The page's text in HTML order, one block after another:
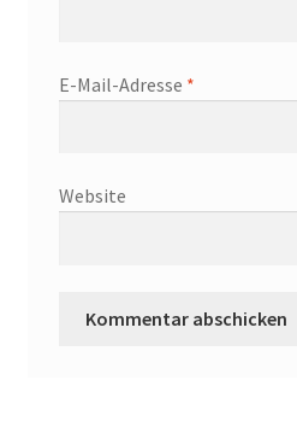
E-Mail-Adresse *
Website